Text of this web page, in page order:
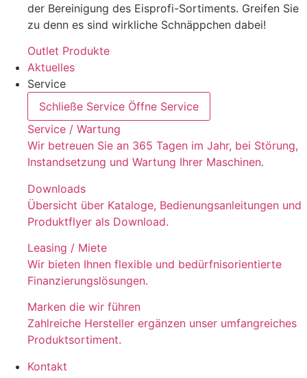
der Bereinigung des Eisprofi-Sortiments. Greifen Sie
zu denn es sind wirkliche Schnäppchen dabei!
Outlet Produkte
Aktuelles
Service
Schließe Service Öffne Service
Service / Wartung
Wir betreuen Sie an 365 Tagen im Jahr, bei Störung,
Instandsetzung und Wartung Ihrer Maschinen.
Downloads
Übersicht über Kataloge, Bedienungsanleitungen und
Produktflyer als Download.
Leasing / Miete
Wir bieten Ihnen flexible und bedürfnisorientierte
Finanzierungslösungen.
Marken die wir führen
Zahlreiche Hersteller ergänzen unser umfangreiches
Produktsortiment.
Kontakt